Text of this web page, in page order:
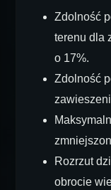
Zdolność
terenu dla
o 17%.
Zdolność
Rozrzut
obrocie